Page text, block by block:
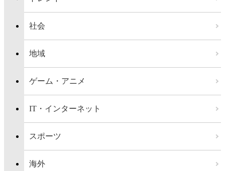
社会
地域
ゲーム・アニメ
IT・インターネット
スポーツ
海外